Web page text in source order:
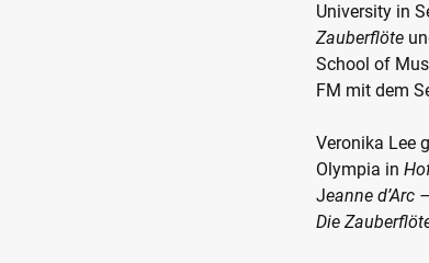
University in
Zauberflöte
School of
FM mit dem
Veronika Lee
Olympia in
Jeanne d’Arc
Die